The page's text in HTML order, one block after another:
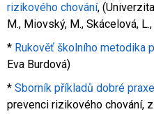
rizikového chování,
M., Miovský, M., Skácelová,
* Rukověť školního metodika
Eva Burdová)
* Sborník příkladů dobré
prevenci rizikového chování,